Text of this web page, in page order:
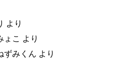
より
ょこ より
ずみくん より